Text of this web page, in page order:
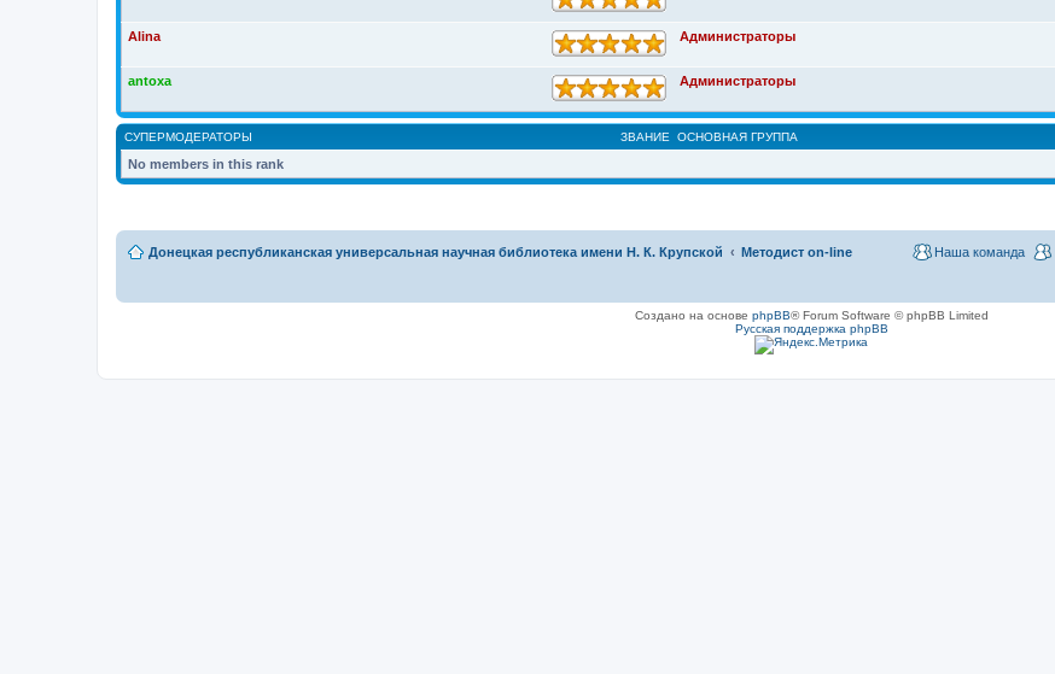
Alina Администраторы
antoxa Администраторы
ЗВАНИЕ
СУПЕРМОДЕРАТОРЫ ОСНОВНАЯ ГРУППА
No members in this rank
Донецкая республиканская универсальная научная библиотека имени Н. К. Крупской Методист on-line Наша команда
Создано на основе phpBB® Forum Software © phpBB Limited
Русская поддержка phpBB